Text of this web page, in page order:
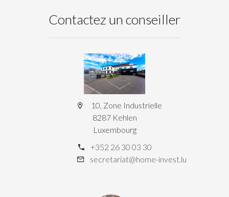
Contactez un conseiller
10, Zone Industrielle
8287 Kehlen
Luxembourg
+352 26 30 03 30
secretariat@home-invest.lu